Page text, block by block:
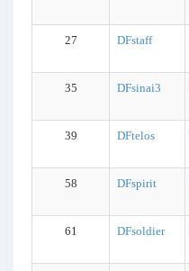
27 DFstaff
35 DFsinai3
39 DFtelos
58 DFspirit
61 DFsoldier